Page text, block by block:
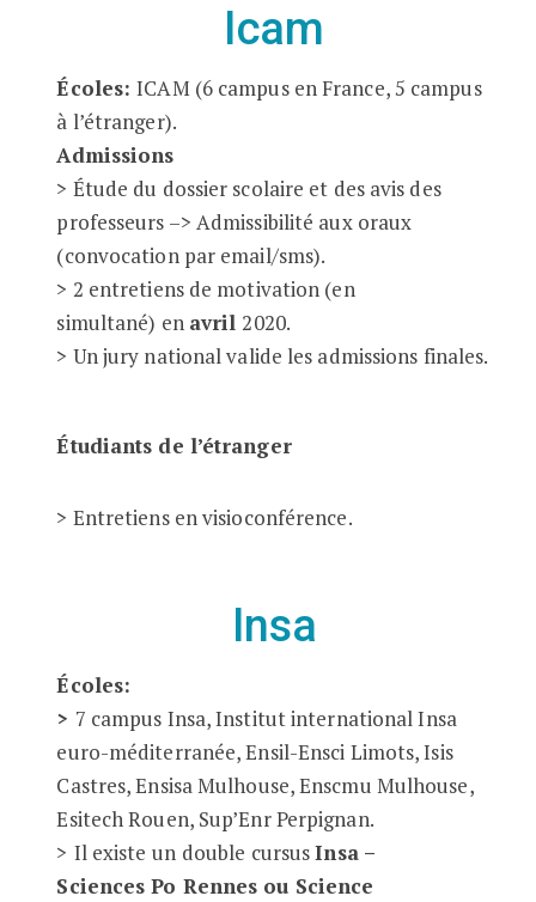
Icam
Écoles:ICAM (6 campus en France, 5 campus
à l’étranger).
Admissions
> Étude du dossier scolaire et des avis des
professeurs –> Admissibilité aux oraux
(convocation par email/sms).
> 2 entretiens de motivation (en
simultané) en avril 2020.
> Un jury national valide les admissions finales.
Étudiants de l’étranger
> Entretiens en visioconférence.
Insa
Écoles:
> 7 campus Insa, Institut international Insa
euro-méditerranée, Ensil-Ensci Limots, Isis
Castres, Ensisa Mulhouse, Enscmu Mulhouse,
Esitech Rouen, Sup’Enr Perpignan.
> Il existe un double cursusInsa –
Sciences Po Rennes ou Science